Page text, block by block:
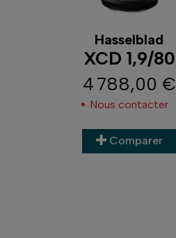
Hasselblad
XCD 1,9/80
Prix
4 788,00 €
Nous contacter
Comparer